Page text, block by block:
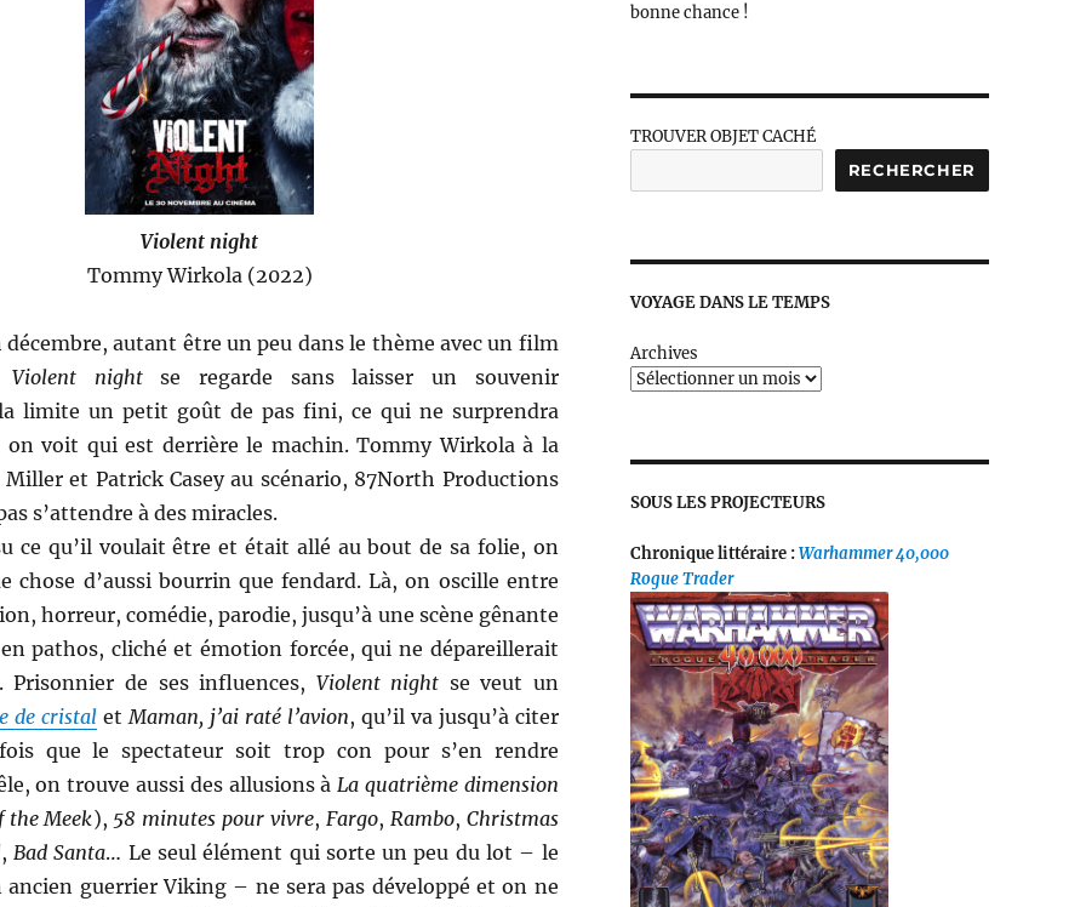
Violent night
Tommy Wirkola (2022)
décembre, autant être un peu dans le thème avec un film
Violent nightse regarde sans laisser un souvenir
limite un petit goût de pas fini, ce qui ne surprendra
on voit qui est derrière le machin. Tommy Wirkola à la
et Patrick Casey au scénario, 87North Productions
s’attendre à des miracles.
ce qu’il voulait être et était allé au bout de sa folie, on
chose d’aussi bourrin que fendard. Là, on oscille entre
horreur, comédie, parodie, jusqu’à une scène gênante
pathos, cliché et émotion forcée, qui ne dépareillerait
Prisonnier de ses influences, Violent night se veut un
de cristaletMaman, j’ai raté l’avion, qu’il va jusqu’à citer
que le spectateur soit trop con pour s’en rendre
on trouve aussi des allusions àLa quatrième dimension
the Meek), 58 minutes pour vivre, Fargo, Rambo, Christmas
, Bad Santa… Le seul élément qui sorte un peu du lot – le
ancien guerrier Viking – ne sera pas développé et on ne
bonne chance !
TROUVER OBJET CACHÉ
RECHERCHER
VOYAGE DANS LE TEMPS
Archives
SOUS LES PROJECTEURS
Chronique littéraire :Warhammer 40,000
Rogue Trader